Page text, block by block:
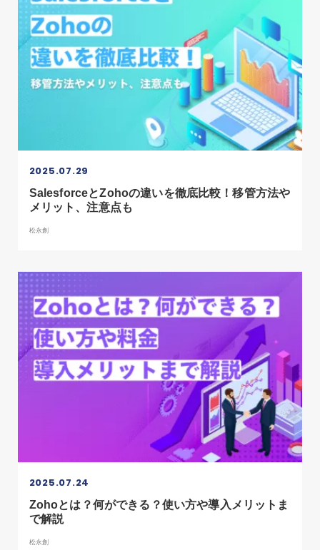
2025.07.29
SalesforceとZohoの違いを徹底比較！移管方法や
メリット、注意点も
松永創
2025.07.24
Zohoとは？何ができる？使い方や導入メリットま
で解説
松永創